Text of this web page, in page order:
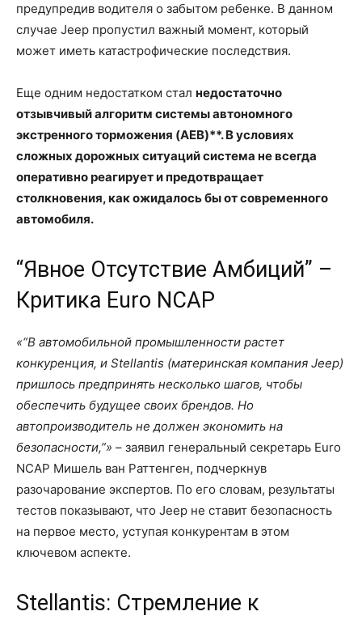
предупредив водителя о забытом ребенке. В данном
случае Jeep пропустил важный момент, который
может иметь катастрофические последствия.
Еще одним недостатком стал недостаточно
отзывчивый алгоритм системы автономного
экстренного торможения (AEB)**. В условиях
сложных дорожных ситуаций система не всегда
оперативно реагирует и предотвращает
столкновения, как ожидалось бы от современного
автомобиля.
“Явное Отсутствие Амбиций” –
Критика Euro NCAP
“В автомобильной промышленности растет
конкуренция, и Stellantis (материнская компания Jeep)
пришлось предпринять несколько шагов, чтобы
обеспечить будущее своих брендов. Но
автопроизводитель не должен экономить на
безопасности,”
– заявил генеральный секретарь Euro
NCAP Мишель ван Раттенген, подчеркнув
разочарование экспертов. По его словам, результаты
тестов показывают, что Jeep не ставит безопасность
на первое место, уступая конкурентам в этом
ключевом аспекте.
Stellantis: Стремление к